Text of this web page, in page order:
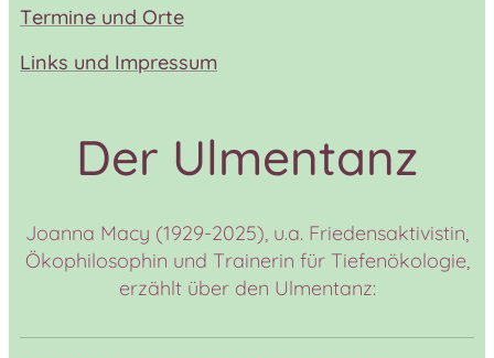
Termine und Orte
Links und Impressum
Der Ulmentanz
Joanna Macy (1929-2025), u.a. Friedensaktivistin,
Ökophilosophin und Trainerin für Tiefenökologie,
erzählt über den Ulmentanz: